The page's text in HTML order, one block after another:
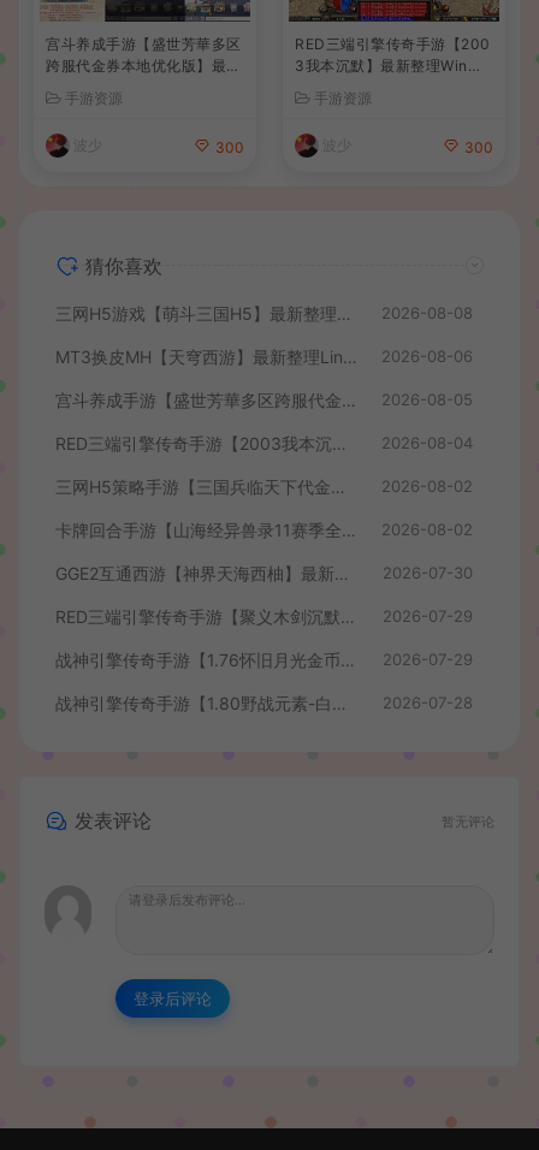
宫斗养成手游【盛世芳華多区
跨服代金券本地优化版】最新
整理单机一键即玩端+Linux
手工服务端+CDK授权后台
+安卓+详细搭建教程
手游资源
波少 300
RED三端引擎传奇手游【200
3我本沉默】最新整理Win系
服务端+安卓苹果PC三端+详
细搭建教程
手游资源
波少 300
猜你喜欢
三网H5游戏【萌斗三国H5】最新整理WIN系服务端+GM后台+详细搭建教程 2026-08-08
MT3换皮MH【天穹西游】最新整理Linux手工服务端+安卓苹果双端+GM后台+详细搭建教程+全套源码+视频教程 2026-08-06
宫斗养成手游【盛世芳華多区跨服代金券本地优化版】最新整理单机一键即玩端+Linux手工服务端+CDK授权后台+安卓+详细搭建教程 2026-08-05
RED三端引擎传奇手游【2003我本沉默】最新整理Win系服务端+安卓苹果PC三端+详细搭建教程 2026-08-04
三网H5策略手游【三国兵临天下代金券内购七合修复版】最新整理单机一键即玩镜像端+Linux手工服务端+管理后台+GM授权后台+简易安卓客户端+详细搭建教程+视频教程 2026-08-02
卡牌回合手游【山海经异兽录11赛季全人物代金券内购版】最新整理WIN系服务端+授权GM后台+管理后台+热更修改工具+安卓+详细搭建教程 2026-08-02
GGE2互通西游【神界天海西柚】最新整理Win系服务端+安卓苹果PC三端+内置GM工具+全套源码+详细搭建教程+视频教程 2026-07-30
RED三端引擎传奇手游【聚义木剑沉默高仿嘟嘟沉默】最新整理Win系服务端+安卓苹果PC三端+详细搭建教程 2026-07-29
战神引擎传奇手游【1.76怀旧月光金币版】最新整理Win系复古服务端+安卓苹果双端+GM授权物品后台+详细搭建教程 2026-07-29
战神引擎传奇手游【1.80野战元素-白猪7.2免授权】最新整理Win系特色服务端+安卓+GM授权物品后台+详细搭建教程 2026-07-28
发表评论 暂无评论
登录后评论